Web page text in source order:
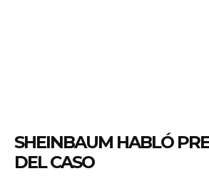
SHEINBAUM HABLÓ
DEL CASO